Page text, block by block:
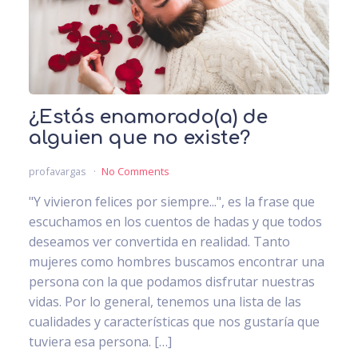
¿Estás enamorado(a) de
alguien que no existe?
profavargas No Comments
"Y vivieron felices por siempre...", es la frase que
escuchamos en los cuentos de hadas y que todos
deseamos ver convertida en realidad. Tanto
mujeres como hombres buscamos encontrar una
persona con la que podamos disfrutar nuestras
vidas. Por lo general, tenemos una lista de las
cualidades y características que nos gustaría que
tuviera esa persona. […]